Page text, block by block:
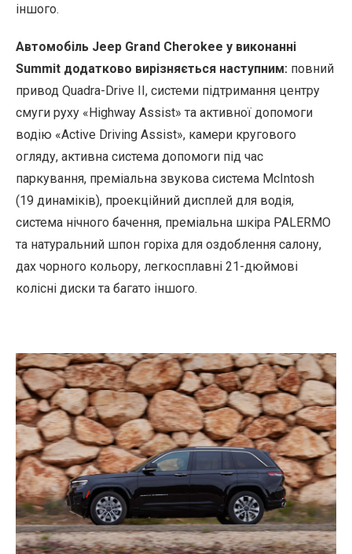
іншого.
Автомобіль Jeep Grand Cherokee у виконанні
Summit додатково вирізняється наступним: повний
привод Quadra-Drive II, системи підтримання центру
смуги руху «Highway Assist» та активної допомоги
водію «Active Driving Assist», камери кругового
огляду, активна система допомоги під час
паркування, преміальна звукова система McIntosh
(19 динаміків), проекційний дисплей для водія,
система нічного бачення, преміальна шкіра PALERMO
та натуральний шпон горіха для оздоблення салону,
дах чорного кольору, легкосплавні 21-дюймові
колісні диски та багато іншого.